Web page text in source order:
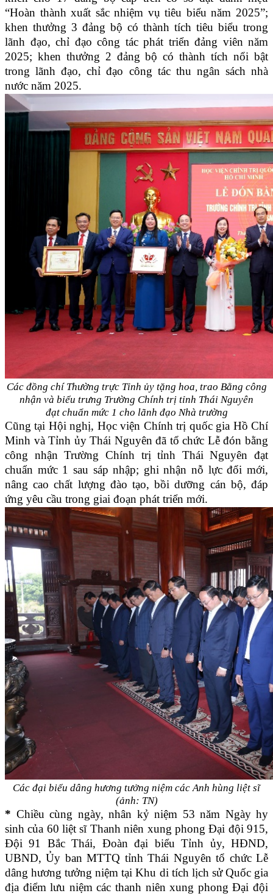
“Hoàn thành xuất sắc nhiệm vụ tiêu biểu năm 2025”;
khen thưởng 3 đảng bộ có thành tích tiêu biểu trong
lãnh đạo, chỉ đạo công tác phát triển đảng viên năm
2025; khen thưởng 2 đảng bộ có thành tích nổi bật
trong lãnh đạo, chỉ đạo công tác thu ngân sách nhà
nước năm 2025.
Các đồng chí Thường trực Tỉnh ủy tặng hoa, trao Bằng công
nhận và biểu trưng Trường Chính trị tỉnh Thái Nguyên
đạt chuẩn mức 1 cho lãnh đạo Nhà trường
Cũng tại Hội nghị, Học viện Chính trị quốc gia Hồ Chí
Minh và Tỉnh ủy Thái Nguyên đã tổ chức Lễ đón bằng
công nhận Trường Chính trị tỉnh Thái Nguyên đạt
chuẩn mức 1 sau sáp nhập; ghi nhận nỗ lực đổi mới,
nâng cao chất lượng đào tạo, bồi dưỡng cán bộ, đáp
ứng yêu cầu trong giai đoạn phát triển mới.
Các đại biểu dâng hương tưởng niệm các Anh hùng liệt sĩ
(ảnh: TN)
* Chiều cùng ngày, nhân kỷ niệm 53 năm Ngày hy
sinh của 60 liệt sĩ Thanh niên xung phong Đại đội 915,
Đội 91 Bắc Thái, Đoàn đại biểu Tỉnh ủy, HĐND,
UBND, Ủy ban MTTQ tỉnh Thái Nguyên tổ chức Lễ
dâng hương tưởng niệm tại Khu di tích lịch sử Quốc gia
địa điểm lưu niệm các thanh niên xung phong Đại đội